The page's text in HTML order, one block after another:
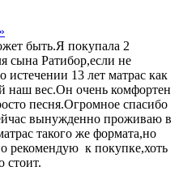
быть.Я покупала 2
сына Ратибор,если не
13 лет матрас как
наш вес.Он очень комфортен
песня.Огромное спасибо
вынужденно проживаю в
такого же формата,но
рекомендую к покупке,хоть
стоит.